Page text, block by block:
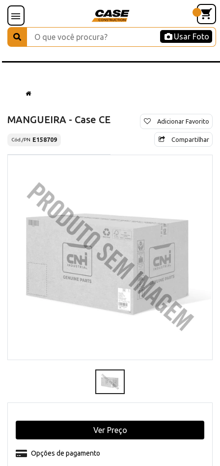
Usar Foto
MANGUEIRA - Case CE
Cód./PN E158709
Adicionar Favorito
Compartilhar
Opções de pagamento
Ver Preço